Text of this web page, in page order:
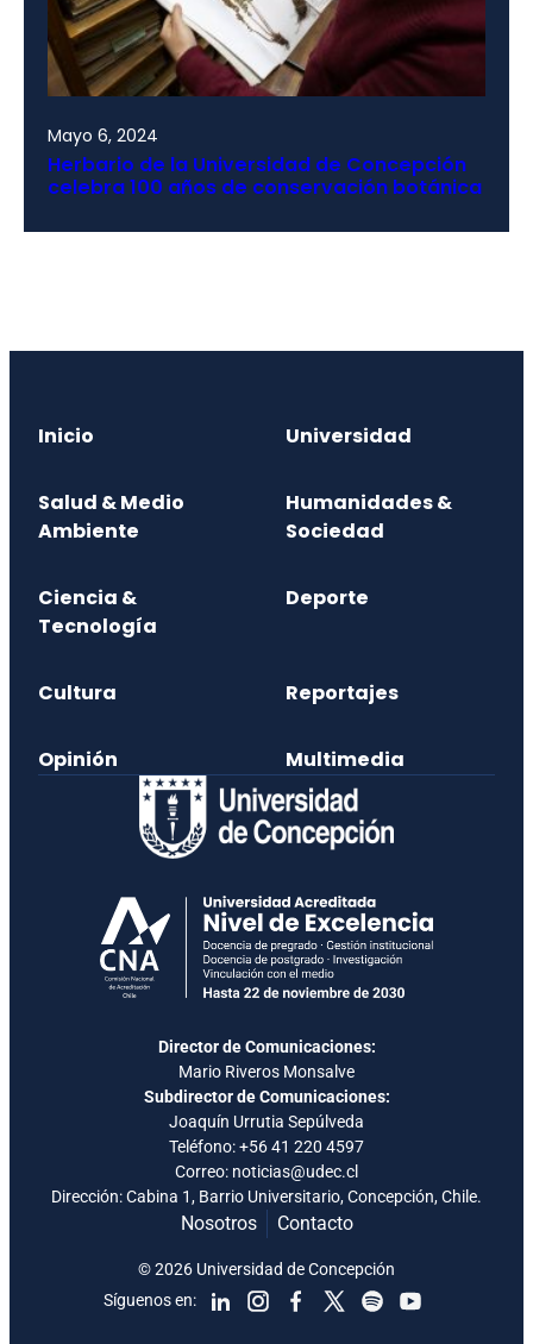
Mayo 6, 2024
Herbario de la Universidad de Concepción
celebra 100 años de conservación botánica
Inicio Universidad
Salud & Medio
Ambiente
Humanidades &
Sociedad
Ciencia &
Tecnología
Deporte
Cultura Reportajes
Opinión Multimedia
Director de Comunicaciones:
Mario Riveros Monsalve
Subdirector de Comunicaciones:
Joaquín Urrutia Sepúlveda
Teléfono:+56 41 220 4597
Correo: noticias@udec.cl
Dirección: Cabina 1, Barrio Universitario, Concepción, Chile.
Nosotros Contacto
Síguenos en:
© 2026 Universidad de Concepción